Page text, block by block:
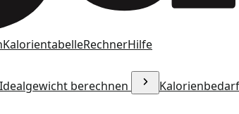
KalorientabelleRechnerHilfe
Idealgewicht berechnen